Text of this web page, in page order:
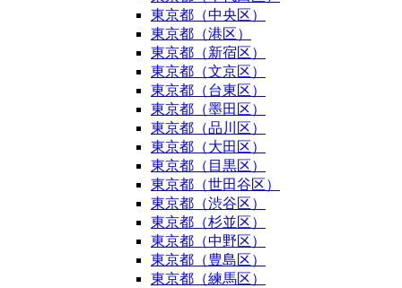
東京都（中央区）
東京都（港区）
東京都（新宿区）
東京都（文京区）
東京都（台東区）
東京都（墨田区）
東京都（品川区）
東京都（大田区）
東京都（目黒区）
東京都（世田谷区）
東京都（渋谷区）
東京都（杉並区）
東京都（中野区）
東京都（豊島区）
東京都（練馬区）